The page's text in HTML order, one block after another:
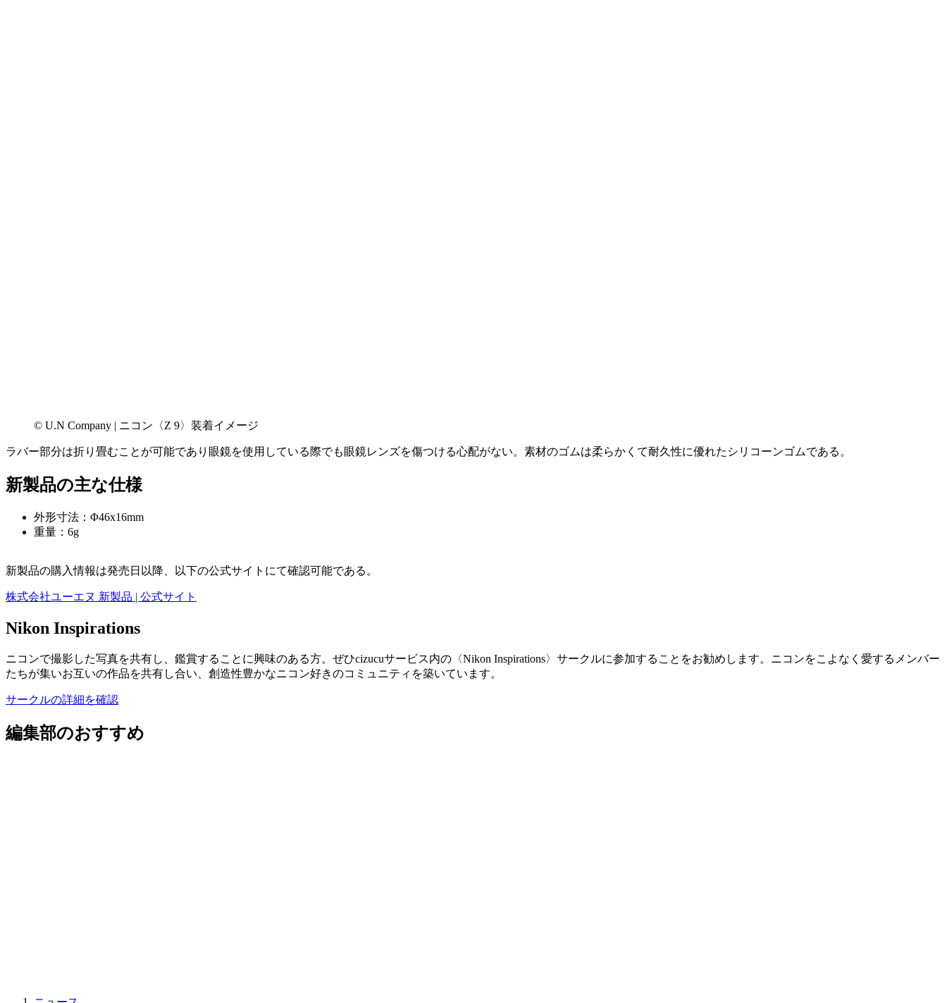
© U.N Company | ニコン〈Z 9〉装着イメージ
ラバー部分は折り畳むことが可能であり眼鏡を使用している際でも眼鏡レンズを傷つける心配がない。素材のゴムは柔らかくて耐久性に優れたシリコーンゴムである。
新製品の主な仕様
外形寸法：Φ46x16mm
重量：6g
新製品の購入情報は発売日以降、以下の公式サイトにて確認可能である。
株式会社ユーエヌ 新製品 | 公式サイト
Nikon Inspirations
ニコンで撮影した写真を共有し、鑑賞することに興味のある方。ぜひcizucuサービス内の〈Nikon Inspirations〉サークルに参加することをお勧めします。ニコンをこよなく愛するメンバー
たちが集いお互いの作品を共有し合い、創造性豊かなニコン好きのコミュニティを築いています。
サークルの詳細を確認
編集部のおすすめ